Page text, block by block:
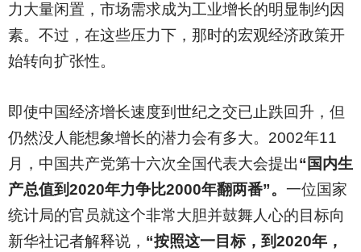
力大量闲置，市场需求成为工业增长的明显制约因
素。不过，在这些压力下，那时的宏观经济政策开
始转向扩张性。
即使中国经济增长速度到世纪之交已止跌回升，但
仍然没人能想象增长的潜力会有多大。2002年11
月，中国共产党第十六次全国代表大会提出“国内生
产总值到2020年力争比2000年翻两番”。 一位国家
统计局的官员就这个非常大胆并鼓舞人心的目标向
新华社记者解释说， “按照这一目标，到2020年，